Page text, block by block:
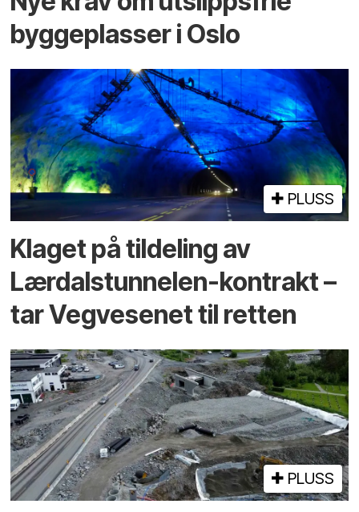
byggeplasser i Oslo
PLUSS
Klaget på tildeling av
Lærdalstunnelen-kontrakt –
tar Vegvesenet til retten
PLUSS